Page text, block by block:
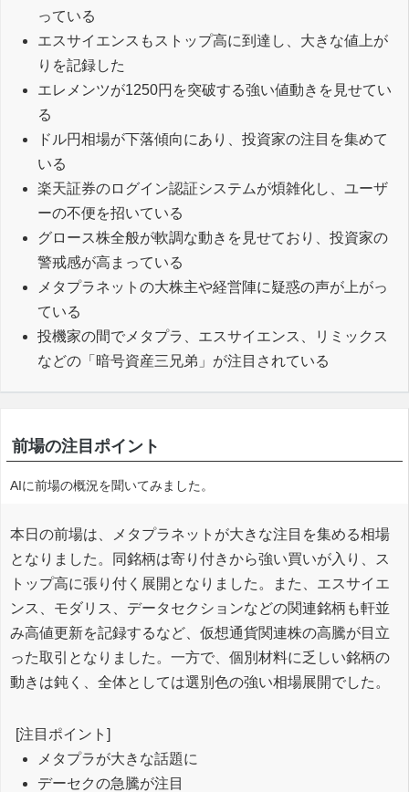
っている
エスサイエンスもストップ高に到達し、大きな値上が
りを記録した
エレメンツが1250円を突破する強い値動きを見せてい
る
ドル円相場が下落傾向にあり、投資家の注目を集めて
いる
楽天証券のログイン認証システムが煩雑化し、ユーザ
ーの不便を招いている
グロース株全般が軟調な動きを見せており、投資家の
警戒感が高まっている
メタプラネットの大株主や経営陣に疑惑の声が上がっ
ている
投機家の間でメタプラ、エスサイエンス、リミックス
などの「暗号資産三兄弟」が注目されている
前場の注目ポイント
AIに前場の概況を聞いてみました。
本日の前場は、メタプラネットが大きな注目を集める相場
となりました。同銘柄は寄り付きから強い買いが入り、ス
トップ高に張り付く展開となりました。また、エスサイエ
ンス、モダリス、データセクションなどの関連銘柄も軒並
み高値更新を記録するなど、仮想通貨関連株の高騰が目立
った取引となりました。一方で、個別材料に乏しい銘柄の
動きは鈍く、全体としては選別色の強い相場展開でした。
[注目ポイント]
メタプラが大きな話題に
デーセクの急騰が注目